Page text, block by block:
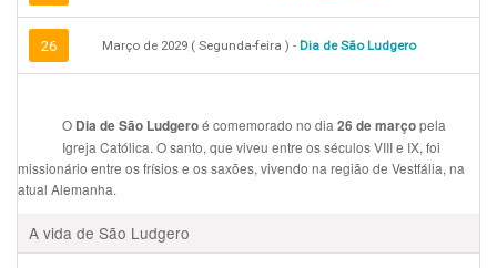
26 Março de 2029 ( Segunda-feira ) - Dia de São Ludgero
O Dia de São Ludgeroé comemorado no dia 26 de marçopela
Igreja Católica. O santo, que viveu entre os séculos VIII e IX, foi
missionário entre os frísios e os saxões, vivendo na região de Vestfália, na
atual Alemanha.
A vida de São Ludgero